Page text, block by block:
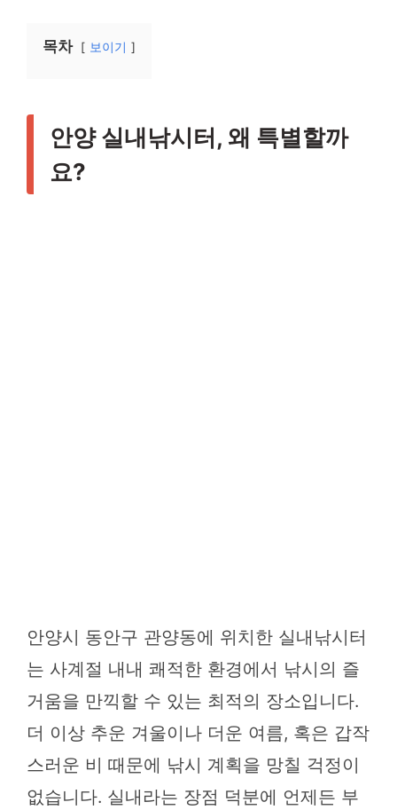
목차 보이기
안양 실내낚시터, 왜 특별할까
요?
안양시 동안구 관양동에 위치한 실내낚시터
는 사계절 내내 쾌적한 환경에서 낚시의 즐
거움을 만끽할 수 있는 최적의 장소입니다.
더 이상 추운 겨울이나 더운 여름, 혹은 갑작
스러운 비 때문에 낚시 계획을 망칠 걱정이
없습니다. 실내라는 장점 덕분에 언제든 부